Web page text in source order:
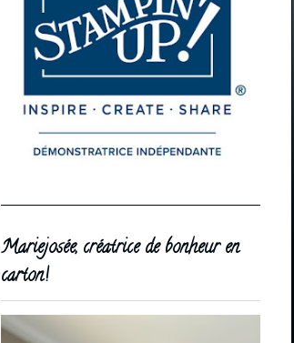
Mariejosée, créatrice de bonheur en
carton!